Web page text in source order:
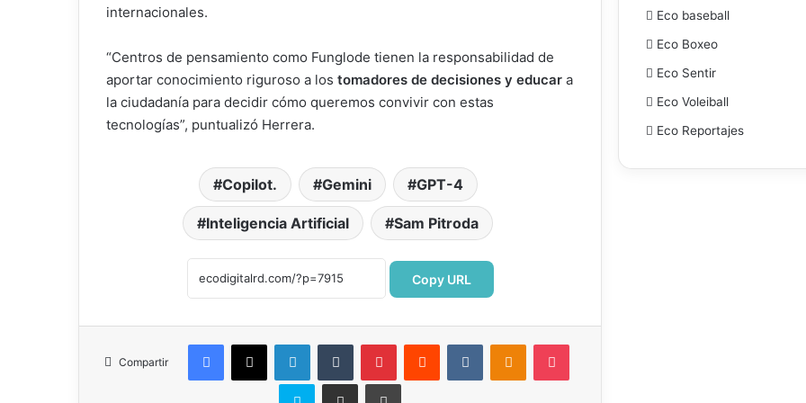
internacionales.
“Centros de pensamiento como Funglode tienen la responsabilidad de
aportar conocimiento riguroso a los tomadores de decisiones y educar a
la ciudadanía para decidir cómo queremos convivir con estas
tecnologías”, puntualizó Herrera.
Copilot. Gemini GPT-4
Inteligencia Artificial Sam Pitroda
Copy URL
Compartir
Facebook
X LinkedInTumblr PinterestReddit VKontakteOdnoklassniki
Pocket
Skype Compartir por correo electrónicoImprimir
Eco baseball
Eco Boxeo
Eco Sentir
Eco Voleiball
Eco Reportajes